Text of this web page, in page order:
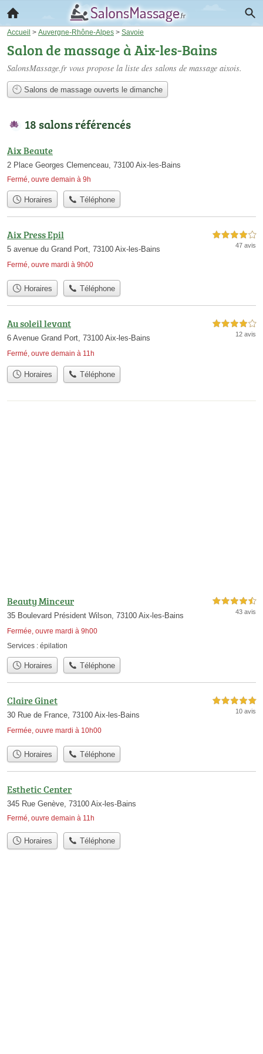
Accueil > Auvergne-Rhône-Alpes > Savoie
Salon de massage à Aix-les-Bains
SalonsMassage.fr vous propose la liste des salons de massage aixois.
Salons de massage ouverts le dimanche
18 salons référencés
Aix Beaute
2 Place Georges Clemenceau, 73100 Aix-les-Bains
Fermé, ouvre demain à 9h
Horaires Téléphone
Aix Press Epil
5 avenue du Grand Port, 73100 Aix-les-Bains
Fermé, ouvre mardi à 9h00
4,0 étoiles sur 5
47 avis
Horaires Téléphone
Au soleil levant
6 Avenue Grand Port, 73100 Aix-les-Bains
Fermé, ouvre demain à 11h
4,0 étoiles sur 5
12 avis
Horaires Téléphone
Beauty Minceur
35 Boulevard Président Wilson, 73100 Aix-les-Bains
Fermée, ouvre mardi à 9h00
4,5 étoiles sur 5
43 avis
Services : épilation
Horaires Téléphone
Claire Ginet
30 Rue de France, 73100 Aix-les-Bains
Fermée, ouvre mardi à 10h00
5,0 étoiles sur 5
10 avis
Horaires Téléphone
Esthetic Center
345 Rue Genève, 73100 Aix-les-Bains
Fermé, ouvre demain à 11h
Horaires Téléphone